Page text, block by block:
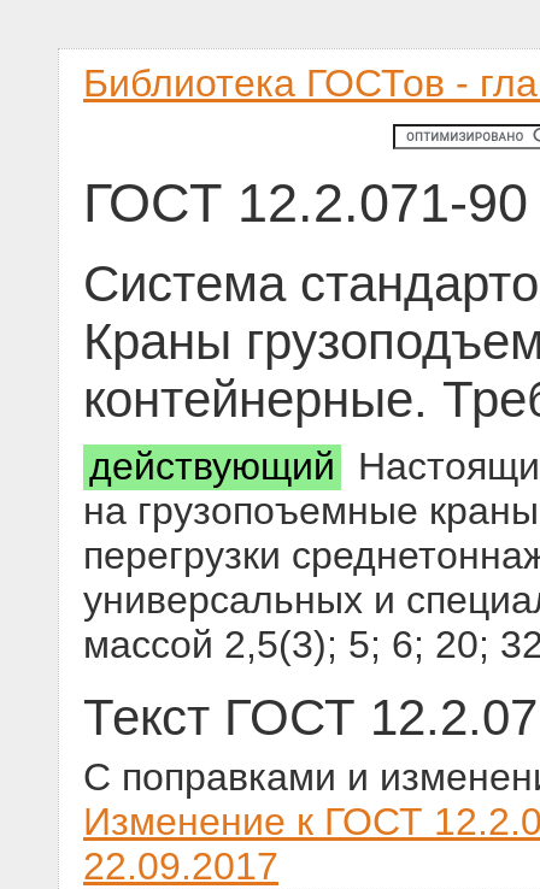
Библиотека ГОСТов -
ГОСТ 12.2.071-90
Система
Краны
контейнерные.
действующий
на грузопоъемные
перегрузки
универсальных и
массой 2,5(3); 5; 6; 20;
Текст ГОСТ
С поправками и
Изменение к ГОСТ
22.09.2017